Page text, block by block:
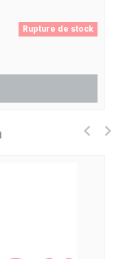
Rupture de stock